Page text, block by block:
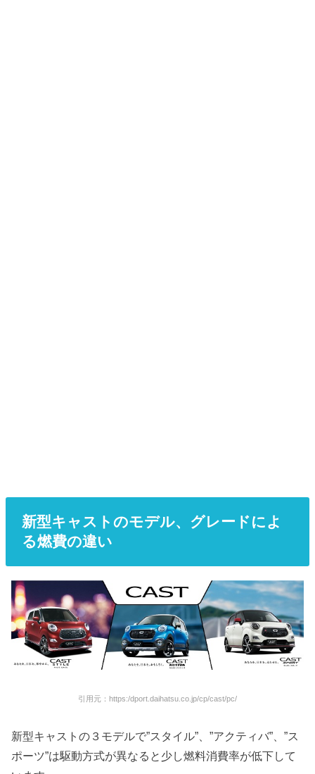
新型キャストのモデル、グレードによ
る燃費の違い
引用元：https:/dport.daihatsu.co.jp/cp/cast/pc/
新型キャストの３モデルで”スタイル”、”アクティバ”、”ス
ポーツ”は駆動方式が異なると少し燃料消費率が低下して